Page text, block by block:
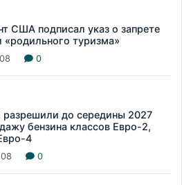
США подписал указ о запрете
«родильного туризма»
0
разрешили до середины 2027
бензина классов Евро-2,
4
0